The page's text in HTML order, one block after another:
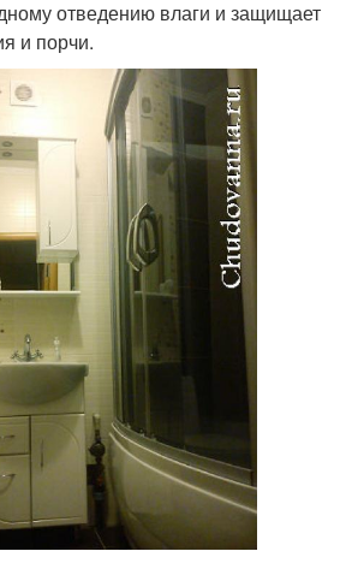
отведению влаги и защищает
и порчи.